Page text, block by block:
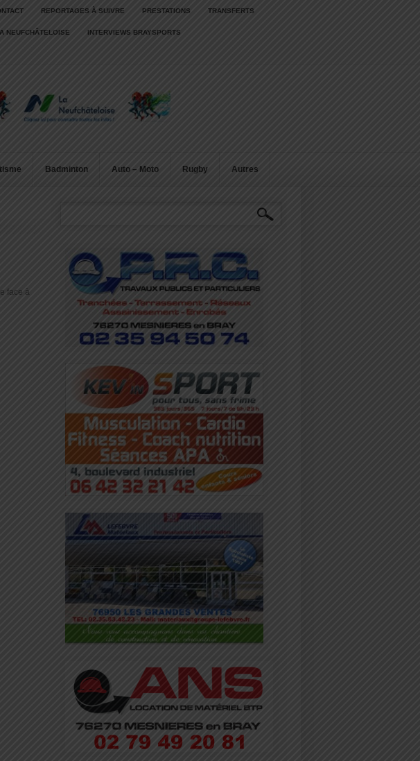
REPORTAGES À SUIVRE PRESTATIONS TRANSFERTS
NEUFCHÂTELOISE INTERVIEWS BRAYSPORTS
Badminton Auto – Moto Rugby Autres
face à